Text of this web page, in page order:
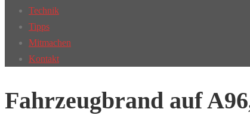
Technik
Tipps
Mitmachen
Kontakt
Fahrzeugbrand auf